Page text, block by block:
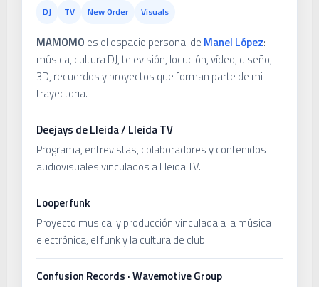
DJ TV New Order Visuals
MAMOMO es el espacio personal de Manel López:
música, cultura DJ, televisión, locución, vídeo, diseño,
3D, recuerdos y proyectos que forman parte de mi
trayectoria.
Deejays de Lleida / Lleida TV
Programa, entrevistas, colaboradores y contenidos
audiovisuales vinculados a Lleida TV.
Looperfunk
Proyecto musical y producción vinculada a la música
electrónica, el funk y la cultura de club.
Confusion Records · Wavemotive Group